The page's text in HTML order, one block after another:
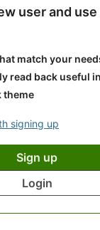
user and
match your
read back useful
theme
signing up
Sign up
Login